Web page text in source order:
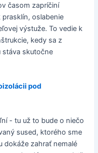
časom zapríčiní
oslabenie
výstuže. To vedie k
kedy sa z
stáva skutočne
pod
- tu už to bude o niečo
sused, ktorého sme
dokáže zahrať nemalé